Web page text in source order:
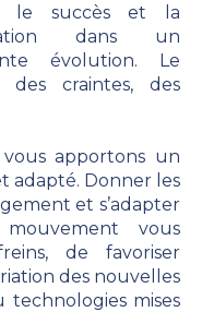
le succès et la
dans un
évolution. Le
craintes, des
apportons un
adapté. Donner les
et s’adapter
vous
de favoriser
des nouvelles
technologies mises